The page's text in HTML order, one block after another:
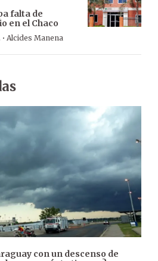
falta de
en el Chaco
· Alcides Manena
con un descenso de